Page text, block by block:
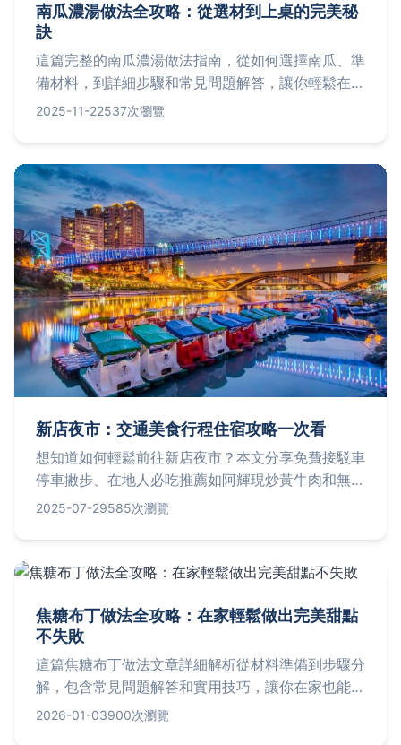
南瓜濃湯做法全攻略：從選材到上桌的完美秘
訣
這篇完整的南瓜濃湯做法指南，從如何選擇南瓜、準
備材料，到詳細步驟和常見問題解答，讓你輕鬆在家
做出餐廳級的美味濃湯。包含實用技巧和個人經驗分
適合新手和老手參考。
2025-11-22537次瀏覽
新店夜市：交通美食行程住宿攻略一次看
想知道如何輕鬆前往新店夜市？本文分享免費接駁車
停車撇步、在地人必吃推薦如阿輝現炒黃牛肉和無名
蚵仔煎，搭配碧潭一日遊行程規劃，附近住宿選擇及
2025-07-29585次瀏覽
焦糖布丁做法全攻略：在家輕鬆做出完美甜點
不失敗
這篇焦糖布丁做法文章詳細解析從材料準備到步驟分
解，包含常見問題解答和實用技巧，讓你在家也能做
出專業級布丁。我們分享個人失敗經驗和成功秘訣，
2026-01-03900次瀏覽